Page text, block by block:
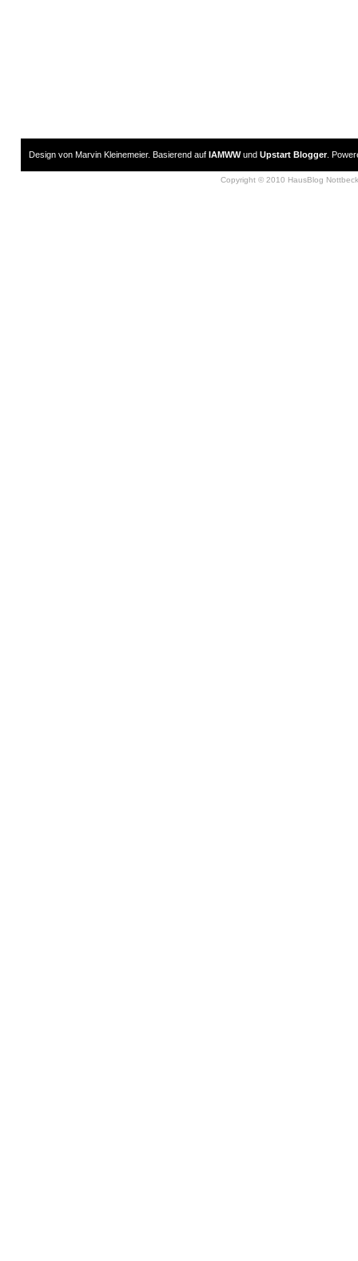
Design von Marvin Kleinemeier. Basierend auf IAMWWund Upstart Blogger.
Copyright © 2010 HausBlog